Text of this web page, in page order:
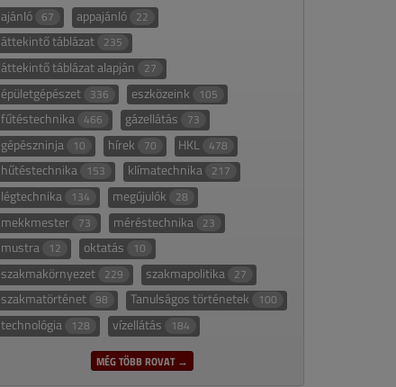
ajánló 67 appajánló 22
áttekintő táblázat 235
áttekintő táblázat alapján 27
épületgépészet 336 eszközeink 105
fűtéstechnika 466 gázellátás 73
gépészninja 10 hírek 70 HKL 478
hűtéstechnika 153 klímatechnika 217
légtechnika 134 megújulók 28
mekkmester 73 méréstechnika 23
mustra 12 oktatás 10
szakmakörnyezet 229 szakmapolitika 27
szakmatörténet 98 Tanulságos történetek 100
technológia 128 vízellátás 184
MÉG TÖBB ROVAT →